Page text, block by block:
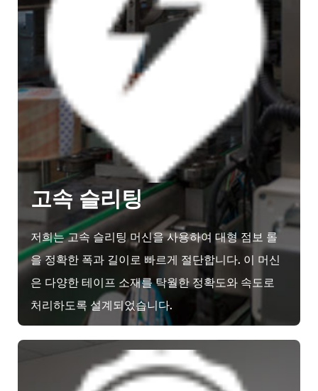
고속 슬리팅
저희는 고속 슬리팅 머신을 사용하여 대형 점보 롤
을 정확한 폭과 길이로 빠르게 절단합니다. 이 머신
은 다양한 테이프 소재를 탁월한 정확도와 속도로
처리하도록 설계되었습니다.